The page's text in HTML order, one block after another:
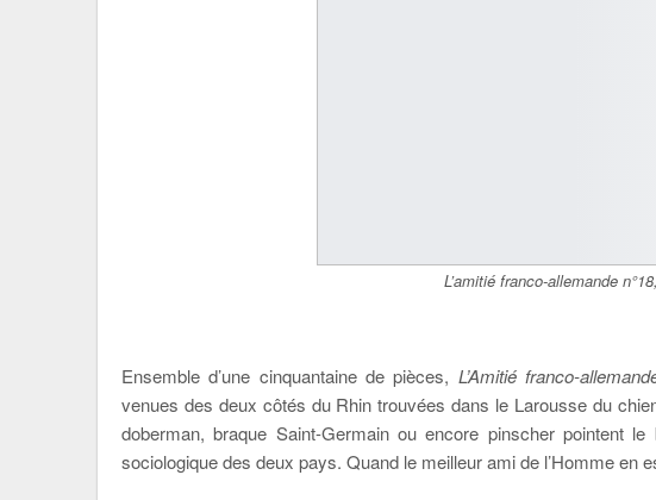
L’amitié franco-allemande
Ensemble d’une cinquantaine de pièces, L’Amitié franco-
venues des deux côtés du Rhin trouvées dans le Larousse du
doberman, braque Saint-Germain ou encore pinscher pointent
sociologique des deux pays. Quand le meilleur ami de l’Homme en